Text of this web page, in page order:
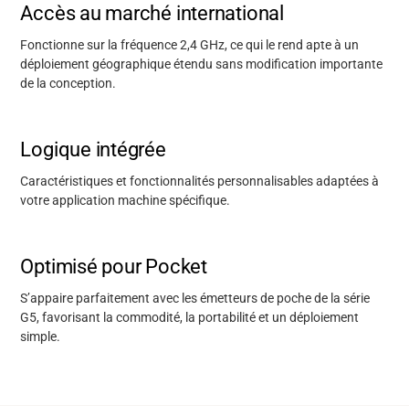
Accès au marché international
Fonctionne sur la fréquence 2,4 GHz, ce qui le rend apte à un
déploiement géographique étendu sans modification importante
de la conception.
Logique intégrée
Caractéristiqueset fonctionnalités personnalisables adaptées à
votre application machine spécifique.
Optimisé pour Pocket
S’appaire parfaitement avec les émetteurs de poche de la série
G5, favorisant la commodité, la portabilité et un déploiement
simple.